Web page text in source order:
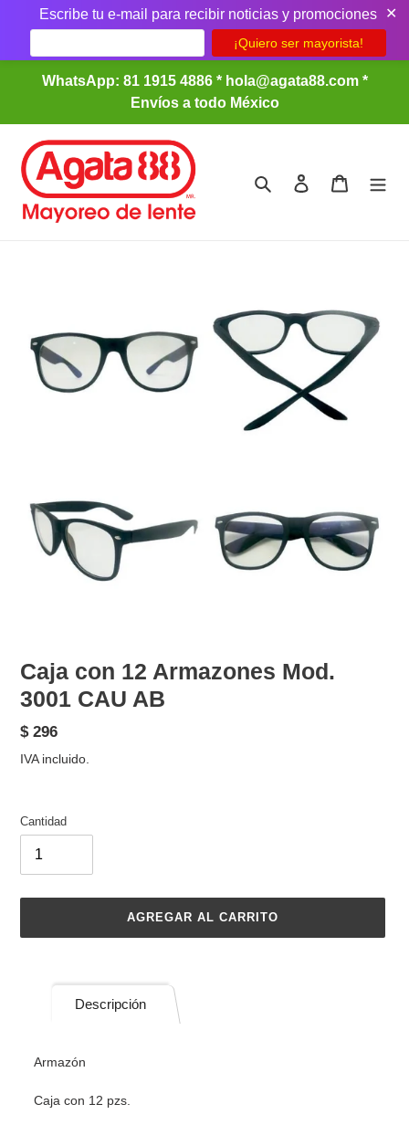
Escribe tu e-mail para recibir noticias y promociones ✕
directamente
contenido
WhatsApp: 81 1915 4886 * hola@agata88.com *
Envíos a todo México
Buscar Ingresar Carrito
Caja con 12 Armazones Mod.
3001 CAU AB
Precio
habitual
$ 296
IVA incluido.
Cantidad
AGREGAR AL CARRITO
carrito
compra
Descripción
Armazón
Caja con 12 pzs.